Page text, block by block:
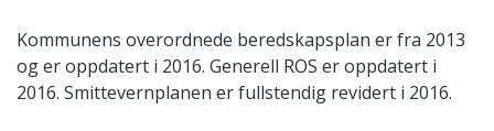
Kommunens overordnede beredskapsplan er fra 2013
og er oppdatert i 2016. Generell ROS er oppdatert i
2016. Smittevernplanen er fullstendig revidert i 2016.